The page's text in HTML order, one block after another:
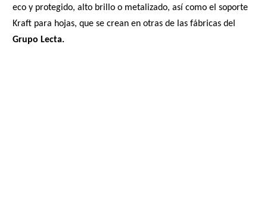
eco y protegido, alto brillo o metalizado, así como el soporte
Kraft para hojas, que se crean en otras de las fábricas del
Grupo Lecta.